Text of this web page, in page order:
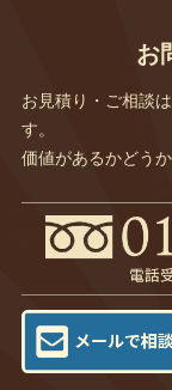
お
お見積り・ご相談
す。
価値があるかどう